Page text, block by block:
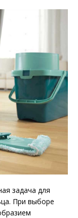
задача для
При выборе